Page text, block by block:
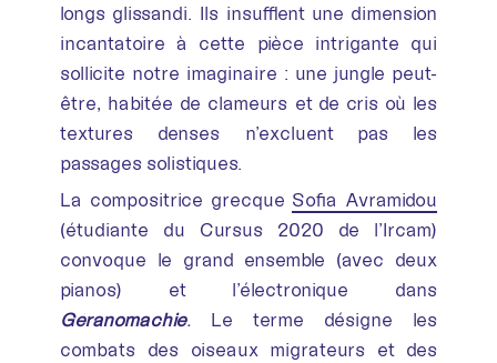
longs glissandi. Ils insufflent une dimension
incantatoire à cette pièce intrigante qui
sollicite notre imaginaire : une jungle peut-
être, habitée de clameurs et de cris où les
textures denses n’excluent pas les
passages solistiques.
La compositrice grecque Sofia Avramidou
(étudiante du Cursus 2020 de l’Ircam)
convoque le grand ensemble (avec deux
pianos) et l’électronique dans
Géranomachie. Le terme désigne les
combats des oiseaux migrateurs et des